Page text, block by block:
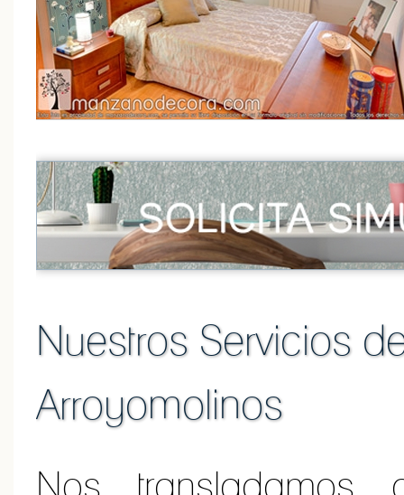
Nuestros Servicios
Arroyomolinos
Nos